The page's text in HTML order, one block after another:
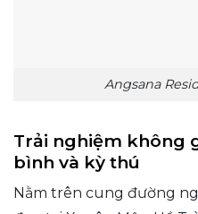
Angsana
Trải nghiệm không
bình và kỳ thú
Nằm trên cung đường